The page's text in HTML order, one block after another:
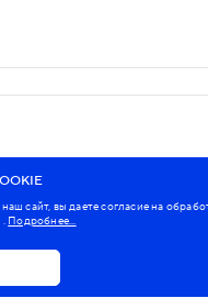
сайт, вы даете согласие на
. Подробнее...